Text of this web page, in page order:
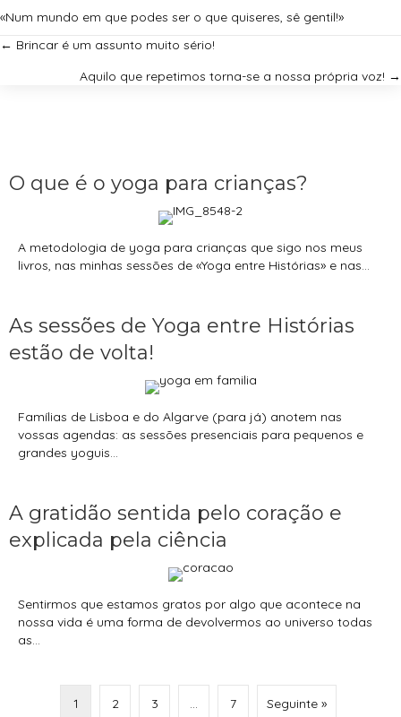
«Num mundo em que podes ser o que quiseres, sê gentil!»
Posts
← Brincar é um assunto muito sério!
Aquilo que repetimos torna-se a nossa própria voz! →
O que é o yoga para crianças?
A metodologia de yoga para crianças que sigo nos meus
livros, nas minhas sessões de «Yoga entre Histórias» e nas...
As sessões de Yoga entre Histórias
estão de volta!
Famílias de Lisboa e do Algarve (para já) anotem nas
vossas agendas: as sessões presenciais para pequenos e
grandes yoguis...
A gratidão sentida pelo coração e
explicada pela ciência
Sentirmos que estamos gratos por algo que acontece na
nossa vida é uma forma de devolvermos ao universo todas
as...
1 2 3 … 7 Seguinte »